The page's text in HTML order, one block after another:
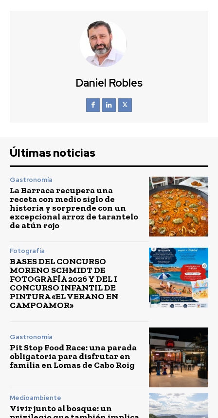
Daniel Robles
Últimas noticias
Gastronomía
La Barraca recupera una
receta con medio siglo de
historia y sorprende con un
excepcional arroz de tarantelo
de atún rojo
Fotografía
BASES DEL CONCURSO
MORENO SCHMIDT DE
FOTOGRAFÍA 2026 Y DEL I
CONCURSO INFANTIL DE
PINTURA «EL VERANO EN
CAMPOAMOR»
Gastronomía
Pit Stop Food Race: una parada
obligatoria para disfrutar en
familia en Lomas de Cabo Roig
Medioambiente
Vivir junto al bosque: un